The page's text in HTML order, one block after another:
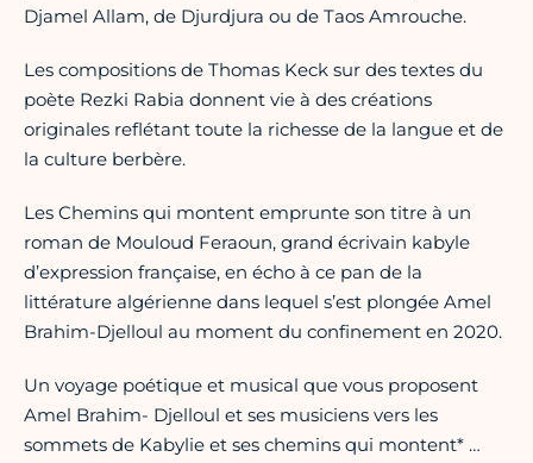
Djamel Allam, de Djurdjura ou de Taos Amrouche.
Les compositions de Thomas Keck sur des textes du
poète Rezki Rabia donnent vie à des créations
originales reflétant toute la richesse de la langue et de
la culture berbère.
Les Chemins qui montent emprunte son titre à un
roman de Mouloud Feraoun, grand écrivain kabyle
d’expression française, en écho à ce pan de la
littérature algérienne dans lequel s’est plongée Amel
Brahim-Djelloul au moment du confinement en 2020.
Un voyage poétique et musical que vous proposent
Amel Brahim- Djelloul et ses musiciens vers les
sommets de Kabylie et ses chemins qui montent* …